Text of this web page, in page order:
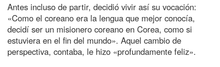
Antes incluso de partir, decidió vivir así su vocación:
«Como el coreano era la lengua que mejor conocía,
decidí ser un misionero coreano en Corea, como si
estuviera en el fin del mundo». Aquel cambio de
perspectiva, contaba, le hizo «profundamente feliz».